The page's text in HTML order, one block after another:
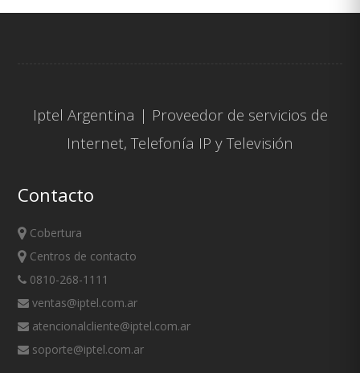
Iptel Argentina | Proveedor de servicios de
Internet,Telefonía IP yTelevisión
Contacto
Cobertura
Centros de contacto
0810-268-1111
ventas@iptel.com.ar
atencionalcliente@iptel.com.ar
soporte@iptel.com.ar